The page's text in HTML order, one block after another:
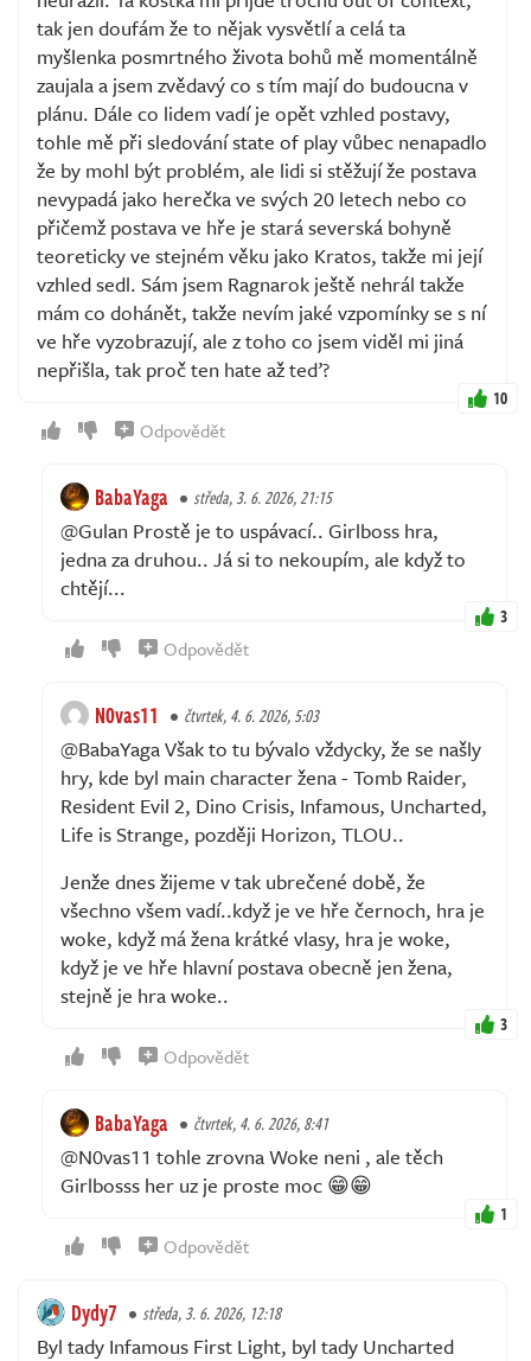
tak jen doufám že to nějak vysvětlí a celá ta
myšlenka posmrtného života bohů mě momentálně
zaujala a jsem zvědavý co s tím mají do budoucna v
plánu. Dále co lidem vadí je opět vzhled postavy,
tohle mě při sledování state of play vůbec nenapadlo
že by mohl být problém, ale lidi si stěžují že postava
nevypadá jako herečka ve svých 20 letech nebo co
přičemž postava ve hře je stará severská bohyně
teoreticky ve stejném věku jako Kratos, takže mi její
vzhled sedl. Sám jsem Ragnarok ještě nehrál takže
mám co dohánět, takže nevím jaké vzpomínky se s ní
ve hře vyzobrazují, ale z toho co jsem viděl mi jiná
nepřišla, tak proč ten hate až teď?
10
Odpovědět
BabaYaga středa, 3. 6. 2026, 21:15
@Gulan Prostě je to uspávací.. Girlboss hra,
jedna za druhou.. Já si to nekoupím, ale když to
chtějí...
3
Odpovědět
N0vas11 čtvrtek, 4. 6. 2026, 5:03
@BabaYaga Však to tu bývalo vždycky, že se našly
hry, kde byl main character žena - Tomb Raider,
Resident Evil 2, Dino Crisis, Infamous, Uncharted,
Life is Strange, později Horizon, TLOU..
Jenže dnes žijeme v tak ubrečené době, že
všechno všem vadí..když je ve hře černoch, hra je
woke, když má žena krátké vlasy, hra je woke,
když je ve hře hlavní postava obecně jen žena,
stejně je hra woke..
3
Odpovědět
BabaYaga čtvrtek, 4. 6. 2026, 8:41
@N0vas11 tohle zrovna Woke neni , ale těch
Girlbosss her uz je proste moc 😁😁
1
Odpovědět
Dydy7 středa, 3. 6. 2026, 12:18
Byl tady Infamous First Light, byl tady Uncharted